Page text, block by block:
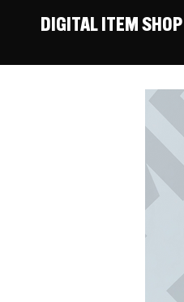
DIGITAL ITEM SHOP